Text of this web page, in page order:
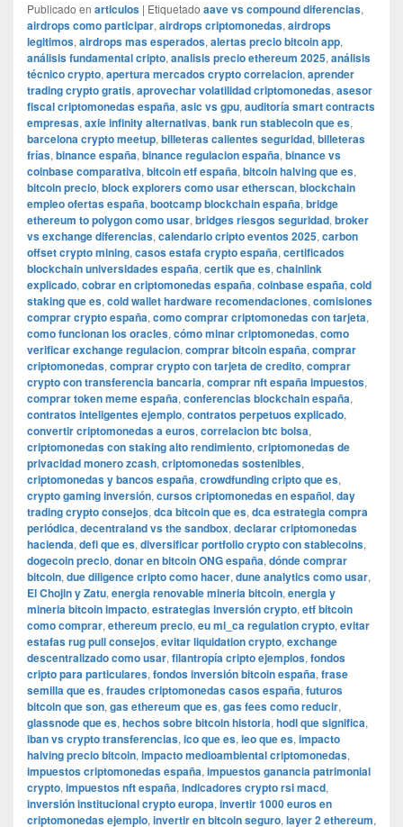
Publicado en articulos | Etiquetado aave vs compound diferencias,
airdrops como participar, airdrops criptomonedas, airdrops
legitimos, airdrops mas esperados, alertas precio bitcoin app,
análisis fundamental cripto, analisis precio ethereum 2025, análisis
técnico crypto, apertura mercados crypto correlacion, aprender
trading crypto gratis, aprovechar volatilidad criptomonedas, asesor
fiscal criptomonedas españa, asic vs gpu, auditoría smart contracts
empresas, axie infinity alternativas, bank run stablecoin que es,
barcelona crypto meetup, billeteras calientes seguridad, billeteras
frías, binance españa, binance regulacion españa, binance vs
coinbase comparativa, bitcoin etf españa, bitcoin halving que es,
bitcoin precio, block explorers como usar etherscan, blockchain
empleo ofertas españa, bootcamp blockchain españa, bridge
ethereum to polygon como usar, bridges riesgos seguridad, broker
vs exchange diferencias, calendario cripto eventos 2025, carbon
offset crypto mining, casos estafa crypto españa, certificados
blockchain universidades españa, certik que es, chainlink
explicado, cobrar en criptomonedas españa, coinbase españa, cold
staking que es, cold wallet hardware recomendaciones, comisiones
comprar crypto españa, como comprar criptomonedas con tarjeta,
como funcionan los oracles, cómo minar criptomonedas, como
verificar exchange regulacion, comprar bitcoin españa, comprar
criptomonedas, comprar crypto con tarjeta de credito, comprar
crypto con transferencia bancaria, comprar nft españa impuestos,
comprar token meme españa, conferencias blockchain españa,
contratos inteligentes ejemplo, contratos perpetuos explicado,
convertir criptomonedas a euros, correlacion btc bolsa,
criptomonedas con staking alto rendimiento, criptomonedas de
privacidad monero zcash, criptomonedas sostenibles,
criptomonedas y bancos españa, crowdfunding cripto que es,
crypto gaming inversión, cursos criptomonedas en español, day
trading crypto consejos, dca bitcoin que es, dca estrategia compra
periódica, decentraland vs the sandbox, declarar criptomonedas
hacienda, defi que es, diversificar portfolio crypto con stablecoins,
dogecoin precio, donar en bitcoin ONG españa, dónde comprar
bitcoin, due diligence cripto como hacer, dune analytics como usar,
El Chojin y Zatu, energia renovable mineria bitcoin, energia y
mineria bitcoin impacto, estrategias inversión crypto, etf bitcoin
como comprar, ethereum precio, eu mi_ca regulation crypto, evitar
estafas rug pull consejos, evitar liquidation crypto, exchange
descentralizado como usar, filantropía cripto ejemplos, fondos
cripto para particulares, fondos inversión bitcoin españa, frase
semilla que es, fraudes criptomonedas casos españa, futuros
bitcoin que son, gas ethereum que es, gas fees como reducir,
glassnode que es, hechos sobre bitcoin historia, hodl que significa,
iban vs crypto transferencias, ico que es, ieo que es, impacto
halving precio bitcoin, impacto medioambiental criptomonedas,
impuestos criptomonedas españa, impuestos ganancia patrimonial
crypto, impuestos nft españa, indicadores crypto rsi macd,
inversión institucional crypto europa, invertir 1000 euros en
criptomonedas ejemplo, invertir en bitcoin seguro, layer 2 ethereum,